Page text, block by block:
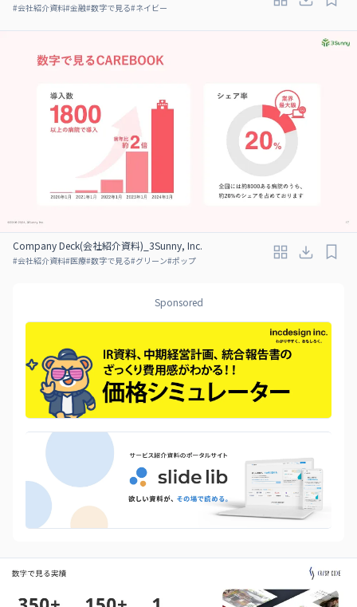
#会社紹介資料#金融#数字で見る#ネイビー
Company Deck(会社紹介資料)_3Sunny, Inc.
#会社紹介資料#医療#数字で見る#グリーン#ポップ
Sponsored